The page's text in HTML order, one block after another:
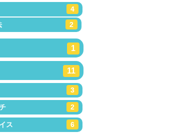
4
2
1
11
3
2
ス 6